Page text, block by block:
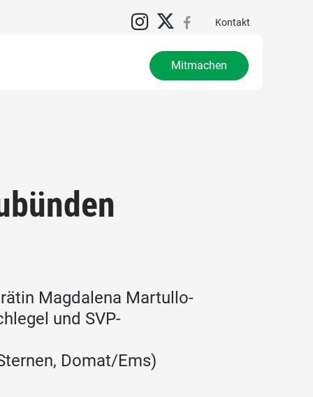
Kontakt
Mitmachen
Magdalena Martullo-
und SVP-
Domat/Ems)